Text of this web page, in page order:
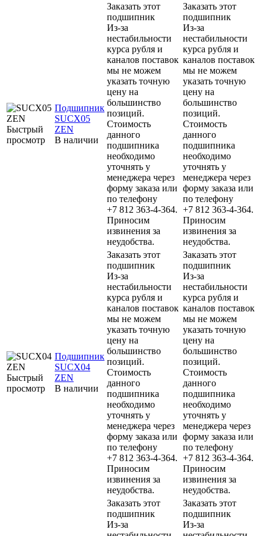
Быстрый
просмотр
Подшипник
SUCX05
ZEN
В наличии
Заказать этот
подшипник
Из-за
нестабильности
курса рубля и
каналов поставок
мы не можем
указать точную
цену на
большинство
позиций.
Стоимость
данного
подшипника
необходимо
уточнять у
менеджера через
форму заказа или
по телефону
+7 812 363-4-364.
Приносим
извинения за
неудобства.
Заказать этот
подшипник
Из-за
нестабильности
курса рубля и
каналов поставок
мы не можем
указать точную
цену на
большинство
позиций.
Стоимость
данного
подшипника
необходимо
уточнять у
менеджера через
форму заказа или
по телефону
+7 812 363-4-364.
Приносим
извинения за
неудобства.
Быстрый
просмотр
Подшипник
SUCX04
ZEN
В наличии
Заказать этот
подшипник
Из-за
нестабильности
курса рубля и
каналов поставок
мы не можем
указать точную
цену на
большинство
позиций.
Стоимость
данного
подшипника
необходимо
уточнять у
менеджера через
форму заказа или
по телефону
+7 812 363-4-364.
Приносим
извинения за
неудобства.
Заказать этот
подшипник
Из-за
нестабильности
курса рубля и
каналов поставок
мы не можем
указать точную
цену на
большинство
позиций.
Стоимость
данного
подшипника
необходимо
уточнять у
менеджера через
форму заказа или
по телефону
+7 812 363-4-364.
Приносим
извинения за
неудобства.
Заказать этот
подшипник
Из-за
Заказать этот
подшипник
Из-за